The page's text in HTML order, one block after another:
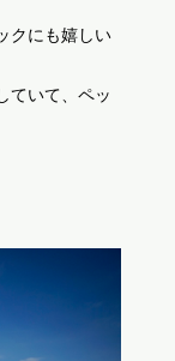
クにも嬉しい
ていて、ペッ